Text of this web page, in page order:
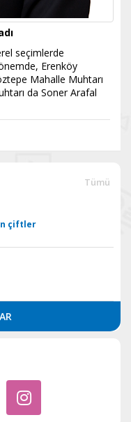
seçimlerde
Erenköy
Mahalle Muhtarı
da Soner Arafal
Tümü
çiftler